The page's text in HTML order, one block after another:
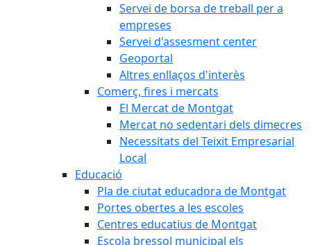
Servei de borsa de treball per a
empreses
Servei d'assesment center
Geoportal
Altres enllaços d'interès
Comerç, fires i mercats
El Mercat de Montgat
Mercat no sedentari dels dimecres
Necessitats del Teixit Empresarial
Local
Educació
Pla de ciutat educadora de Montgat
Portes obertes a les escoles
Centres educatius de Montgat
Escola bressol municipal els